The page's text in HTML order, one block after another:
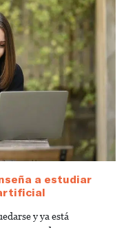
a estudiar
y ya está